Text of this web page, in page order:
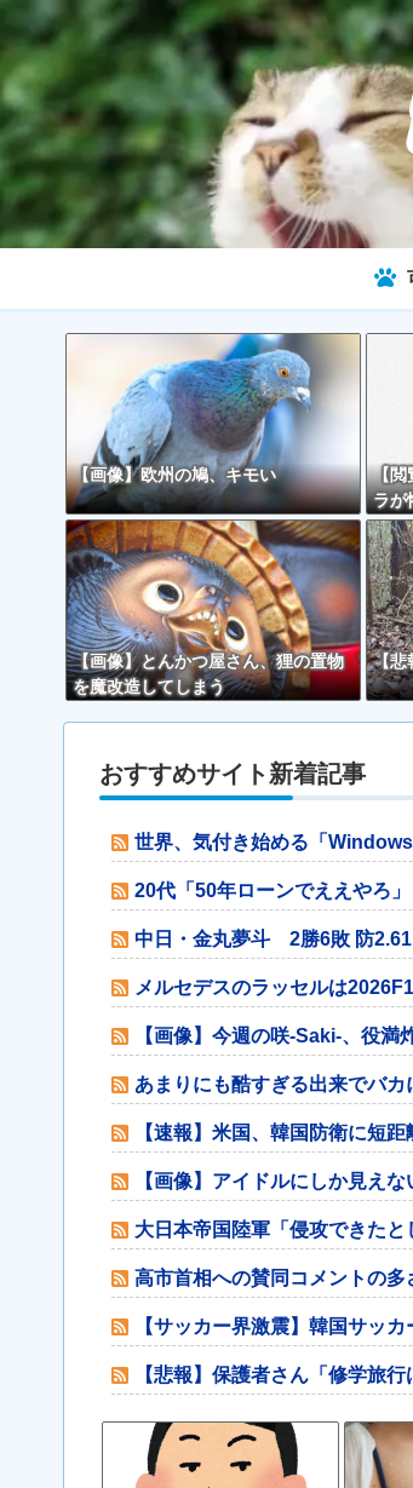
【画像】欧州の鳩、キモい
【閲
ラが
で話
【画像】とんかつ屋さん、狸の置物
を魔改造してしまう
【悲
おすすめサイト新着記事
世界、気付き始める「
20代「50年ローンでええやろ
中日・金丸夢斗 2勝6敗 防
メルセデスのラッセルは
【画像】今週の咲-Saki-、役満
あまりにも酷すぎる出来でバ
【速報】米国、韓国防衛に短
【画像】アイドルにしか見え
大日本帝国陸軍「侵攻できた
高市首相への賛同コメントの
【サッカー界激震】韓国サッ
【悲報】保護者さん「修学旅